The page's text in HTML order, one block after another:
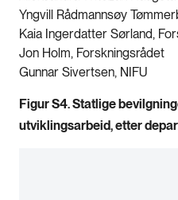
Yngvill Rådmannsøy
Kaia Ingerdatter Sørland,
Jon Holm, Forskningsrådet
Gunnar Sivertsen, NIFU
Figur S4. Statlige
utviklingsarbeid, etter